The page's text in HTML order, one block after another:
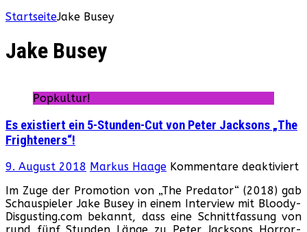
StartseiteJake Busey
Jake Busey
Popkultur!
Es existiert ein 5-Stunden-Cut von Peter Jacksons „The
Frighteners“!
9. August 2018 Markus Haage Kommentare deaktiviert
Im Zuge der Promotion von „The Predator“ (2018) gab
Schauspieler Jake Busey in einem Interview mit Bloody-
Disgusting.com bekannt, dass eine Schnittfassung von